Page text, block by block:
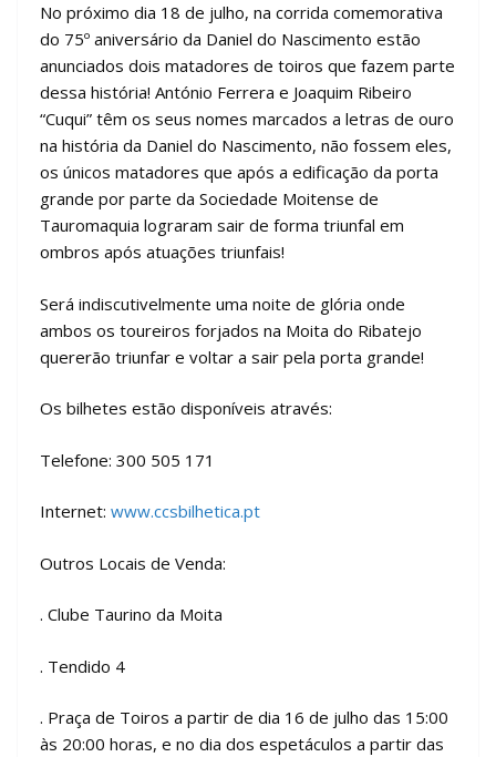
No próximo dia 18 de julho, na corrida comemorativa
do 75º aniversário da Daniel do Nascimento estão
anunciados dois matadores de toiros que fazem parte
dessa história! António Ferrera e Joaquim Ribeiro
“Cuqui” têm os seus nomes marcados a letras de ouro
na história da Daniel do Nascimento, não fossem eles,
os únicos matadores que após a edificação da porta
grande por parte da Sociedade Moitense de
Tauromaquia lograram sair de forma triunfal em
ombros após atuações triunfais!
Será indiscutivelmente uma noite de glória onde
ambos os toureiros forjados na Moita do Ribatejo
quererão triunfar e voltar a sair pela porta grande!
Os bilhetes estão disponíveis através:
Telefone: 300 505 171
Internet: www.ccsbilhetica.pt
Outros Locais de Venda:
. Clube Taurino da Moita
. Tendido 4
. Praça de Toiros a partir de dia 16 de julho das 15:00
às 20:00 horas, e no dia dos espetáculos a partir das